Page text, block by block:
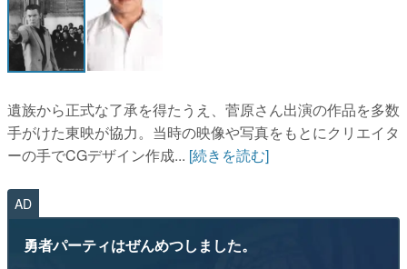
その他
電ファミニコゲーマーとは？
遺族から正式な了承を得たうえ、菅原さん出演の作品を多数
手がけた東映が協力。当時の映像や写真をもとにクリエイタ
ーの手でCGデザイン作成... [続きを読む]
AD
勇者パーティはぜんめつしました。